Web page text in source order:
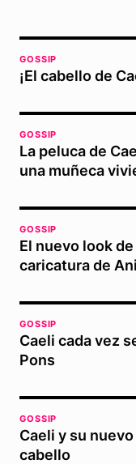
GOSSIP
¡El cabello de
GOSSIP
La peluca de
una muñeca
GOSSIP
El nuevo look
caricatura de
GOSSIP
Caeli cada vez
Pons
GOSSIP
Caeli y su
cabello